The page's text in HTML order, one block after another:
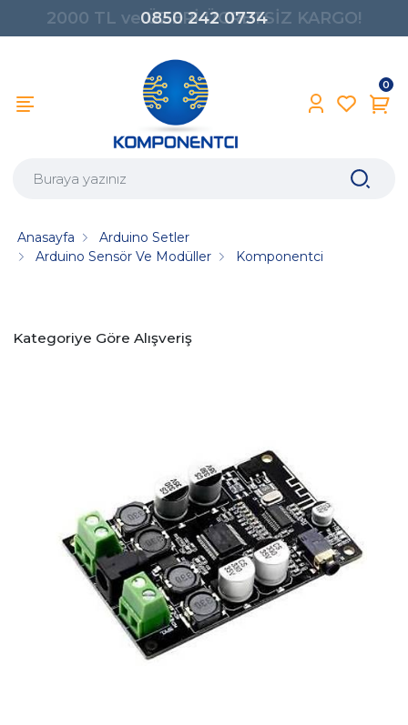
0850 242 0734
0
Anasayfa
Arduino Setler
Arduino Sensör Ve Modüller
Komponentci
Kategoriye Göre Alışveriş